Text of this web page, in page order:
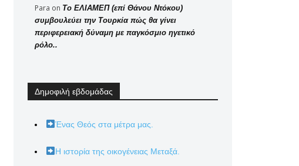
Para on Το ΕΛΙΑΜΕΠ (επί Θάνου Ντόκου)
συμβουλεύει την Τουρκία πώς θα γίνει
περιφερειακή δύναμη με παγκόσμιο ηγετικό
ρόλο..
Δημοφιλή εβδομάδας
Ένας Θεός στα μέτρα μας.
Η ιστορία της οικογένειας Μεταξά.